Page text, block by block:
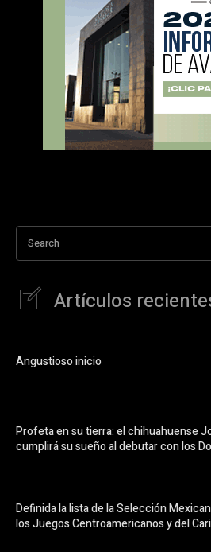
Search
Artículos
Angustioso inicio
Profeta en su tierra: el chihuahuense
cumplirá su sueño al debutar con los
Definida la lista de la Selección
los Juegos Centroamericanos y del